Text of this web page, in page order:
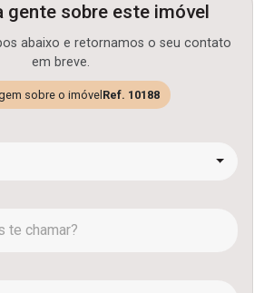
gente sobre este imóvel
abaixo e retornamos o seu contato
em breve.
sobre o imóvel Ref. 10188